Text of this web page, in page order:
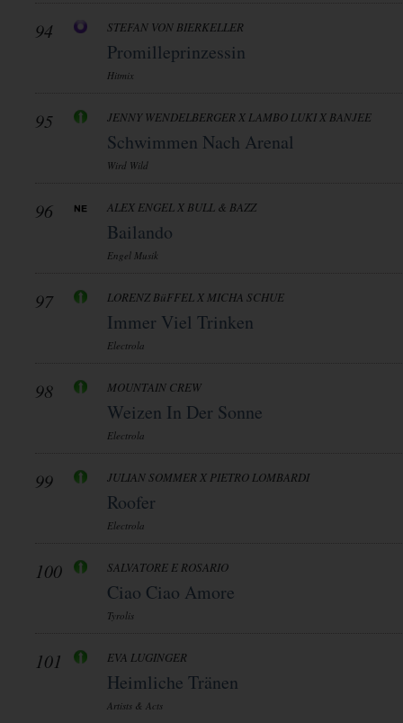
94 STEFAN VON BIERKELLER
Promilleprinzessin
Hitmix
95 JENNY WENDELBERGER X LAMBO LUKI X BANJEE
Schwimmen Nach Arenal
Wird Wild
96 ALEX ENGEL X BULL & BAZZ
Bailando
Engel Musik
97 LORENZ BüFFEL X MICHA SCHUE
Immer Viel Trinken
Electrola
98 MOUNTAIN CREW
Weizen In Der Sonne
Electrola
99 JULIAN SOMMER X PIETRO LOMBARDI
Roofer
Electrola
100 SALVATORE E ROSARIO
Ciao Ciao Amore
Tyrolis
101 EVA LUGINGER
Heimliche Tränen
Artists & Acts